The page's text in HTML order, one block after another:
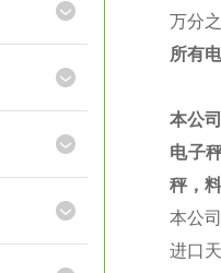
万分
所有
本公
电子
秤，
本公
进口